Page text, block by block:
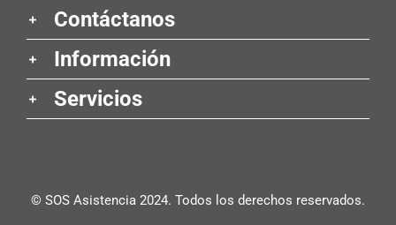
Contáctanos
Información
Servicios
© SOS Asistencia 2024. Todos los derechos reservados.